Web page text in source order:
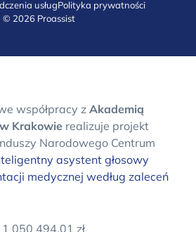
usługPolityka prywatności
© 2026 Proassist
współpracy z Akademią
Krakowie realizuje projekt
Narodowego Centrum
asystent głosowy
medycznej według zaleceń
050 494,01 zł